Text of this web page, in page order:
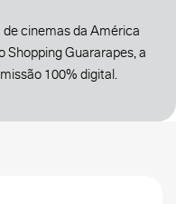
cinemas da América
Shopping Guararapes, a
100% digital.